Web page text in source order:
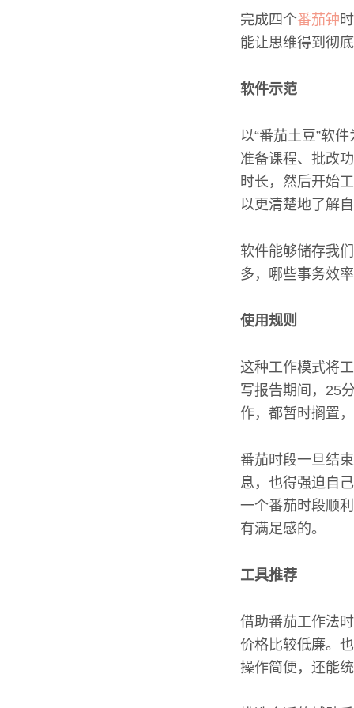
完成四个番茄钟
能让思维得到彻
软件示范
以“番茄土豆”软
准备课程、批改
时长，然后开始
以更清楚地了解
软件能够储存我
多，哪些事务效
使用规则
这种工作模式将
写报告期间，25
作，都暂时搁置
番茄时段一旦结
息，也得强迫自
一个番茄时段顺
有满足感的。
工具推荐
借助番茄工作法
价格比较低廉。
操作简便，还能